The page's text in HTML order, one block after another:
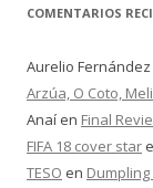
COMENTARIOS
Aurelio
Arzúa, O Coto,
Anaí en Final
FIFA 18 cover star
TESO en